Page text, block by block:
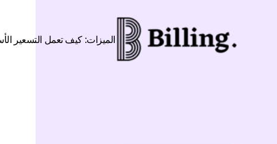
الميزات: كيف تعمل التسعير